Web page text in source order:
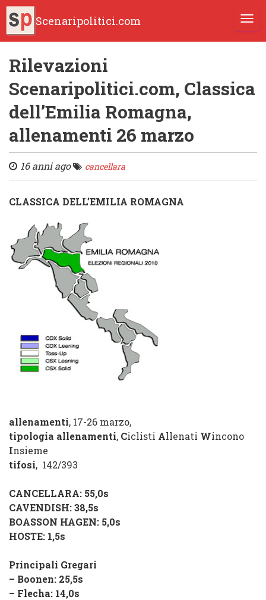
Scenaripolitici.com
Rilevazioni
Scenaripolitici.com, Classica
dell’Emilia Romagna,
allenamenti 26 marzo
16 anni ago cancellara
CLASSICA DELL’EMILIA ROMAGNA
allenamenti, 17-26 marzo,
tipologia allenamenti, Ciclisti Allenati Wincono
Insieme
tifosi, 142/393
CANCELLARA: 55,0s
CAVENDISH: 38,5s
BOASSON HAGEN: 5,0s
HOSTE: 1,5s
Principali Gregari
– Boonen: 25,5s
– Flecha: 14,0s